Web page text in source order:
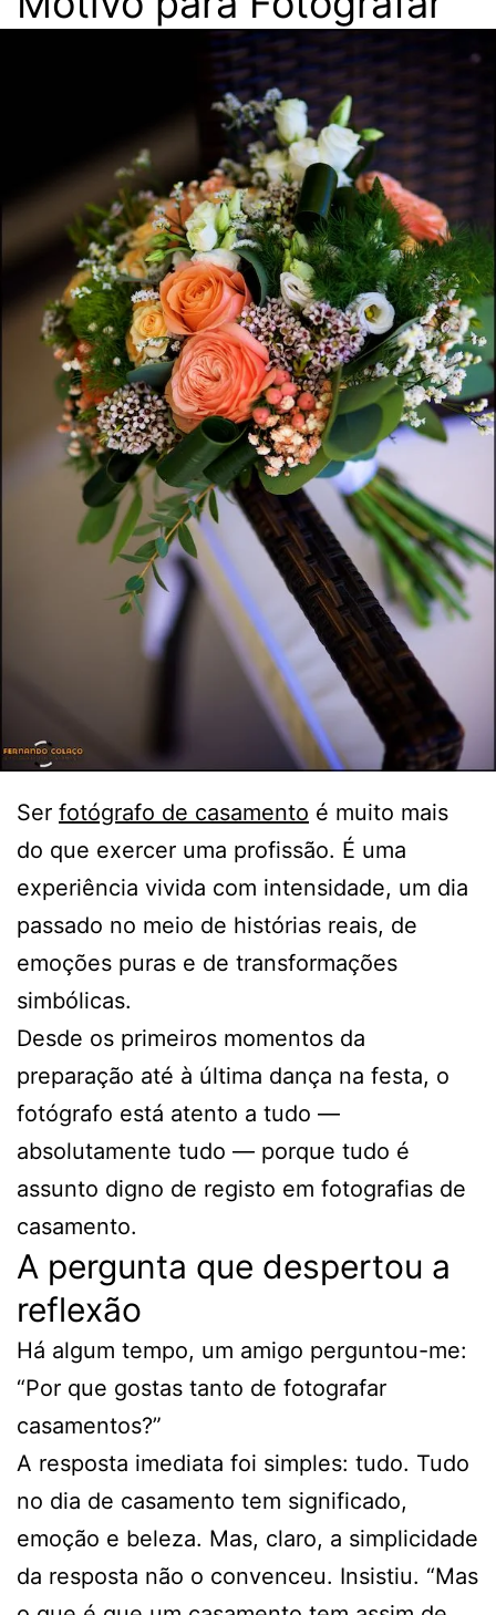
Ser fotógrafo de casamento é muito mais
do que exercer uma profissão. É uma
experiência vivida com intensidade, um dia
passado no meio de histórias reais, de
emoções puras e de transformações
simbólicas.
Desde os primeiros momentos da
preparação até à última dança na festa, o
fotógrafo está atento a tudo —
absolutamente tudo — porque tudo é
assunto digno de registo em fotografias de
casamento.
A pergunta que despertou a
reflexão
Há algum tempo, um amigo perguntou-me:
“Por que gostas tanto de fotografar
casamentos?”
A resposta imediata foi simples: tudo. Tudo
no dia de casamento tem significado,
emoção e beleza. Mas, claro, a simplicidade
da resposta não o convenceu. Insistiu. “Mas